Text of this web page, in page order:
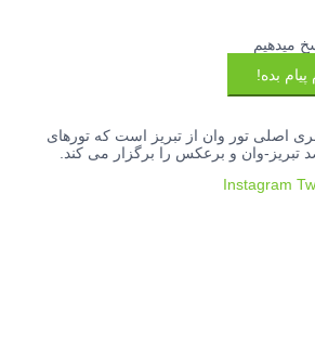
میدهیم
پیام بده!
اصلی تور وان از تبریز است که تورهای
تبریز-وان و برعکس را برگزار می کند.
Instagram